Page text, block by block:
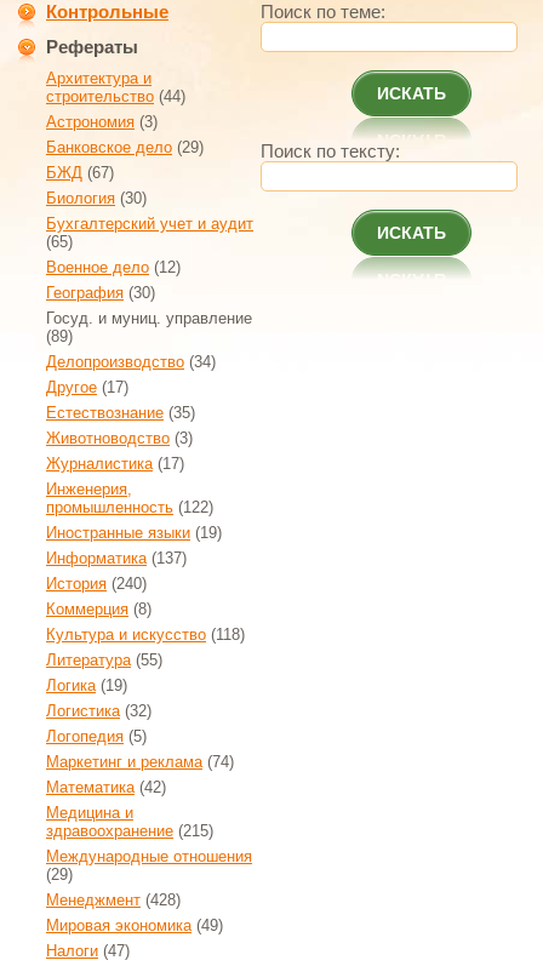
Контрольные
Рефераты
Архитектура и
строительство (44)
Астрономия (3)
Банковское дело (29)
БЖД (67)
Биология (30)
Бухгалтерский учет и аудит
(65)
Военное дело (12)
География (30)
Госуд. и муниц. управление
(89)
Делопроизводство (34)
Другое (17)
Естествознание (35)
Животноводство (3)
Журналистика(17)
Инженерия,
промышленность (122)
Иностранные языки (19)
Информатика(137)
История (240)
Коммерция (8)
Культура и искусство (118)
Литература(55)
Логика(19)
Логистика(32)
Логопедия (5)
Маркетинг и реклама(74)
Математика(42)
Медицина и
здравоохранение (215)
Международные отношения
(29)
Менеджмент (428)
Мировая экономика(49)
Налоги (47)
Поиск по теме:
ИСКАТЬ
Поиск по тексту:
ИСКАТЬ